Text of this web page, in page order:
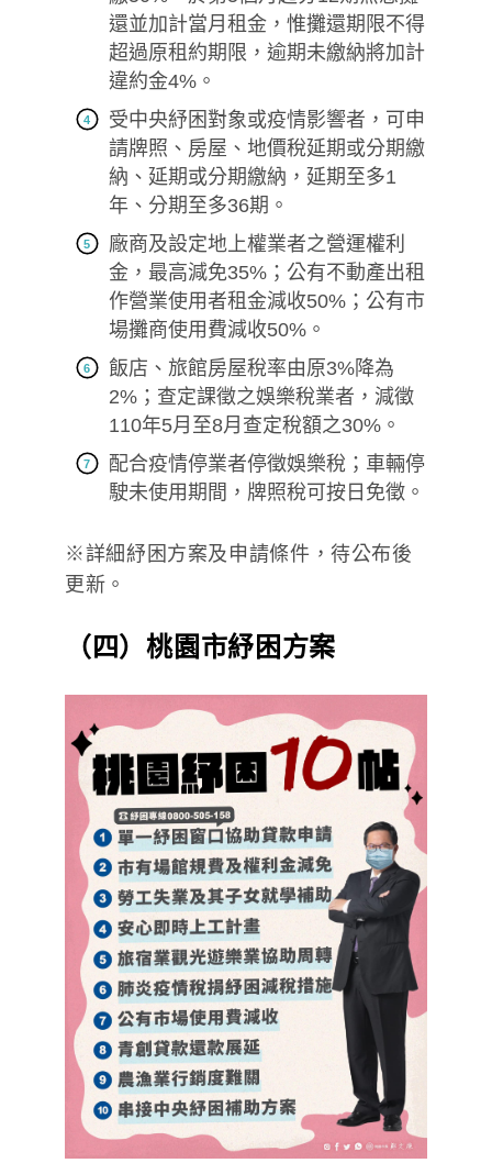
還並加計當月租金，惟攤還期限不得
超過原租約期限，逾期未繳納將加計
違約金4%。
受中央紓困對象或疫情影響者，可申
請牌照、房屋、地價稅延期或分期繳
納、延期或分期繳納，延期至多1
年、分期至多36期。
廠商及設定地上權業者之營運權利
金，最高減免35%；公有不動產出租
作營業使用者租金減收50%；公有市
場攤商使用費減收50%。
飯店、旅館房屋稅率由原3%降為
2%；查定課徵之娛樂稅業者，減徵
110年5月至8月查定稅額之30%。
配合疫情停業者停徵娛樂稅；車輛停
駛未使用期間，牌照稅可按日免徵。
※詳細紓困方案及申請條件，待公布後
更新。
（四）桃園市紓困方案